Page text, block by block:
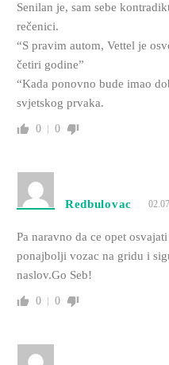
Senilan je, sam sebe
rečenici.
“S pravim autom, Vettel je
četiri godine”
“Kada ponovno bude imao
svjetskog prvaka.
0 0
Redbulovac
Pa naravno da ce opet
ponajbolji vozac na gridu i
naslov.Go Seb!
0 0